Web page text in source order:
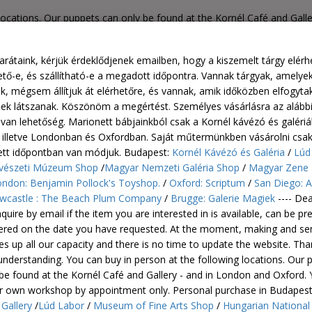
Our puppets can only be found at the Kornél Café and
only. Personal purchase in Budapest: Kornél Café and Gallery /
House of Music Shop / London: Benjamin Pollock's
/ Newcastle : The Beach Plum Company / Brugge: Galerie
kérjük érdeklődjenek emailben, hogy a kiszemelt tárgy
e, és szállítható-e a megadott időpontra. Vannak tárgyak,
mégsem állítjuk át elérhetőre, és vannak, amik időközben
látszanak. Köszönöm a megértést. Személyes vásárlásra az alábbi
lehetőség. Marionett bábjainkból csak a Kornél kávézó és
Londonban és Oxfordban. Saját műtermünkben vásárolni
időpontban van módjuk. Budapest: Kornél Kávézó és Galéria /
Múzeum Shop /Magyar Nemzeti Galéria Shop / Magyar Zene
Benjamin Pollock's Toyshop. / Oxford: Scriptum / San Diego:
: The Beach Plum Company / Brugge: Galerie Magiek ----
by email if the item you are interested in is available, can be
on the date you have requested. At the moment, making and
up all our capacity and there is no time to update the website.
You can buy in person at the following locations. Our
found at the Kornél Café and Gallery - and in London and Oxford.
own workshop by appointment only. Personal purchase in
/Lúd Labor / Museum of Fine Arts Shop / Hungarian National